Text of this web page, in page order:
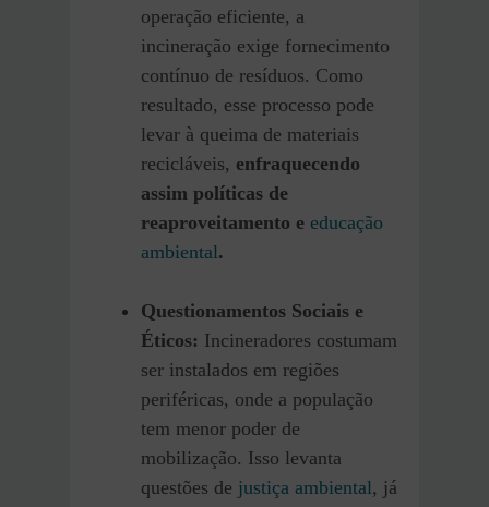
operação eficiente, a
incineração exige fornecimento
contínuo de resíduos. Como
resultado, esse processo pode
levar à queima de materiais
recicláveis, enfraquecendo
assim políticas de
reaproveitamento e educação
ambiental.
Questionamentos Sociais e
Éticos: Incineradores costumam
ser instalados em regiões
periféricas, onde a população
tem menor poder de
mobilização. Isso levanta
questões de justiça ambiental, já